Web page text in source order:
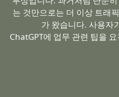
는 것만으로는 더 이상 트래
가 왔습니다. 사용자
ChatGPT에 업무 관련 팁을